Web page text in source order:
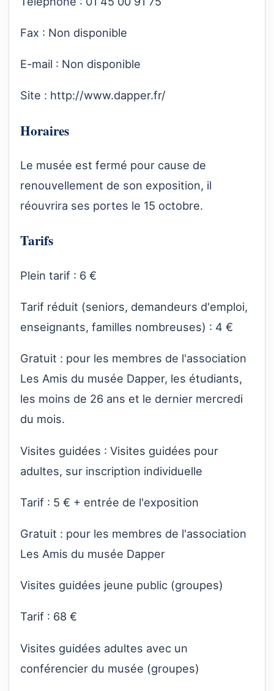
Fax : Non disponible
E-mail : Non disponible
Site : http://www.dapper.fr/
Horaires
Le musée est fermé pour cause de
renouvellement de son exposition, il
réouvrira ses portes le 15 octobre.
Tarifs
Plein tarif : 6 €
Tarif réduit (seniors, demandeurs d'emploi,
enseignants, familles nombreuses) : 4 €
Gratuit : pour les membres de l'association
Les Amis du musée Dapper, les étudiants,
les moins de 26 ans et le dernier mercredi
du mois.
Visites guidées : Visites guidées pour
adultes, sur inscription individuelle
Tarif : 5 € + entrée de l'exposition
Gratuit : pour les membres de l'association
Les Amis du musée Dapper
Visites guidées jeune public (groupes)
Tarif : 68 €
Visites guidées adultes avec un
conférencier du musée (groupes)